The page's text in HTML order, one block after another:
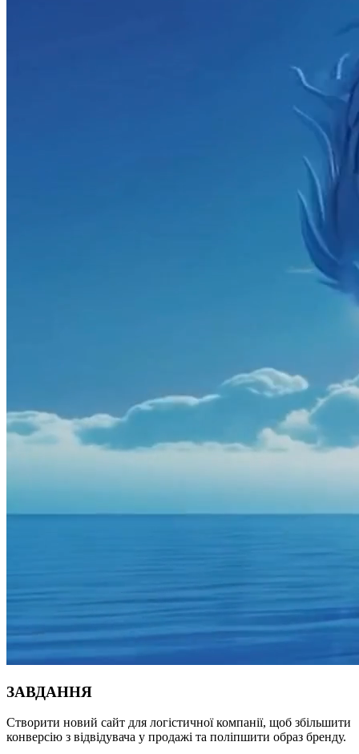
ЗАВДАННЯ
Створити новий сайт для логістичної компанії, щоб збільшити
конверсію з відвідувача у продажі та поліпшити образ бренду.